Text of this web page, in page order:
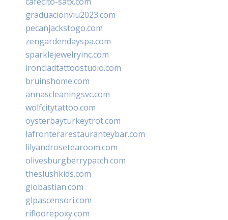
graduacionviu2023.com
pecanjackstogo.com
zengardendayspa.com
sparklejewelryinc.com
ironcladtattoostudio.com
bruinshome.com
annascleaningsvc.com
wolfcitytattoo.com
oysterbayturkeytrot.com
lafronterarestauranteybar.com
lilyandrosetearoom.com
olivesburgberrypatch.com
theslushkids.com
giobastian.com
glpascensori.com
rifloorepoxy.com